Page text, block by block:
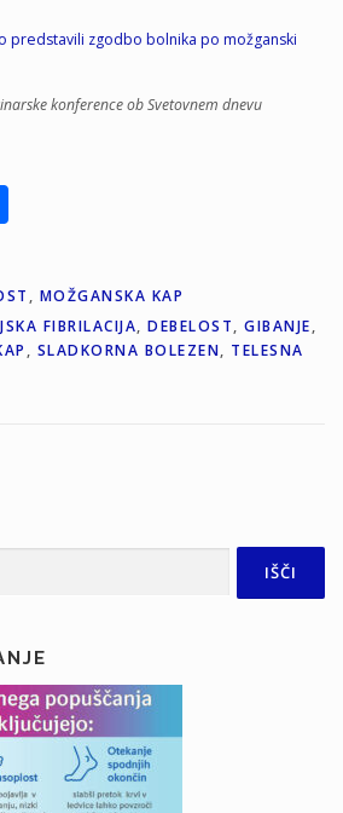
predstavili zgodbo bolnika po možganski
konference ob Svetovnem dnevu
, MOŽGANSKA KAP
FIBRILACIJA, DEBELOST, GIBANJE,
, SLADKORNA BOLEZEN, TELESNA